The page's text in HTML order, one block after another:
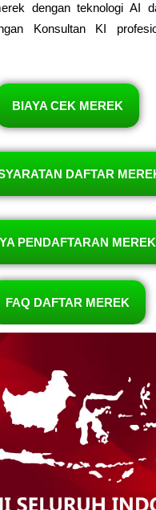
dengan teknologi AI
Konsultan KI
BIAYA CEK MEREK
DAFTAR
PENDAFTARAN MEREK
FAQ DAFTAR MEREK